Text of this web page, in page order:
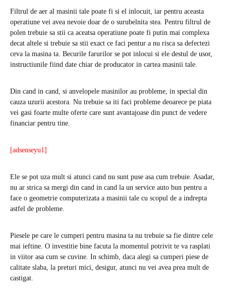
Filtrul de aer al masinii tale poate fi si el inlocuit, iar pentru aceasta
operatiune vei avea nevoie doar de o surubelnita stea. Pentru filtrul de
polen trebuie sa stii ca aceatsa operatiune poate fi putin mai complexa
decat altele si trebuie sa stii exact ce faci pentur a nu risca sa defectezi
ceva la masina ta. Becurile farurilor se pot inlocui si ele destul de usor,
instructiunile fiind date chiar de producator in cartea masinii tale.
Din cand in cand, si anvelopele masinilor au probleme, in special din
cauza uzurii acestora. Nu trebuie sa iti faci probleme deoarece pe piata
vei gasi foarte multe oferte care sunt avantajoase din punct de vedere
financiar pentru tine.
[adsenseyu1]
Ele se pot uza mult si atunci cand nu sunt puse asa cum trebuie. Asadar,
nu ar strica sa mergi din cand in cand la un service auto bun pentru a
face o geometrie computerizata a masinii tale cu scopul de a indrepta
astfel de probleme.
Piesele pe care le cumperi pentru masina ta nu trebuie sa fie dintre cele
mai ieftine. O investitie bine facuta la momentul potrivit te va rasplati
in viitor asa cum se cuvine. In schimb, daca alegi sa cumperi piese de
calitate slaba, la preturi mici, desigur, atunci nu vei avea prea mult de
castigat.